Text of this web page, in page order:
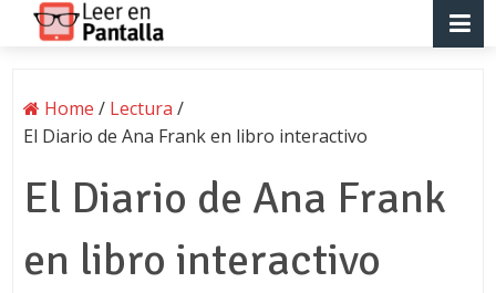
Home / Lectura /
El Diario de Ana Frank en libro interactivo
El Diario de Ana Frank
en libro interactivo